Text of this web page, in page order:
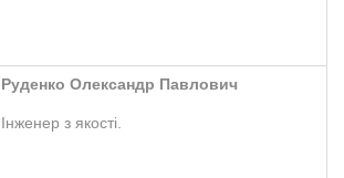
Руденко Олександр Павлович
Інженер з якості.